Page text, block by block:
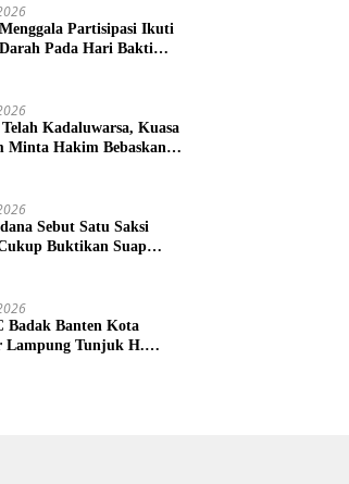
Partisipasi Ikuti
Pada Hari Bakti
Kadaluwarsa, Kuasa
Minta Hakim Bebaskan
Sebut Satu Saksi
Buktikan Suap
Badak Banten Kota
Lampung Tunjuk H.